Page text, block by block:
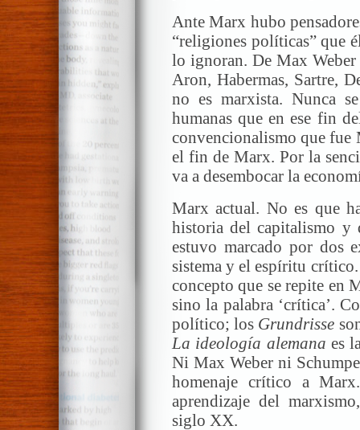
Ante Marx hubo
“religiones políticas” que
lo ignoran. De Max
Aron, Habermas, Sartre,
no es marxista. Nunca
humanas que en ese fin
convencionalismo que
el fin de Marx. Por la
va a desembocar la
Marx actual. No es que
historia del capitalismo y
estuvo marcado por dos
sistema y el espíritu
concepto que se repite en
sino la palabra ‘crítica’.
político; los Grundrisse
La ideología alemana es
Ni Max Weber ni
homenaje crítico a
aprendizaje del
siglo XX.